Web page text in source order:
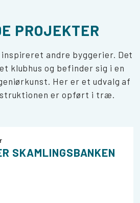
PROJEKTER
andre byggerier. Det
klubhus og befinder sig i en
Her er et udvalg af
er opført i træ.
SKAMLINGSBANKEN